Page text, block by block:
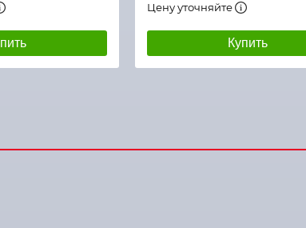
Цену уточняйте
Купить